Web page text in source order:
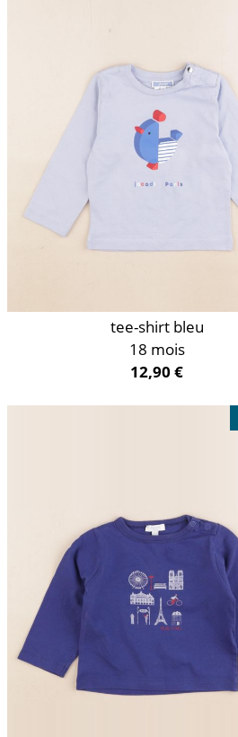
tee-shirt bleu
18 mois
12,90 €